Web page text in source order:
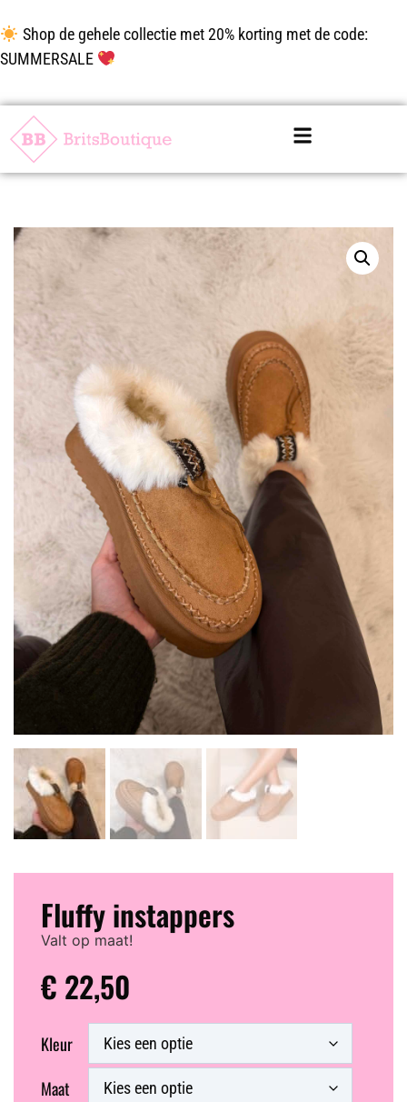
Shop de gehele collectie met 20% korting met de code:
SUMMERSALE
Fluffy instappers
Valt op maat!
€ 22,50
Kleur
Maat